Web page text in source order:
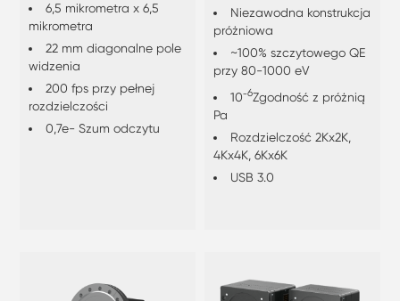
6,5 mikrometra x 6,5
mikrometra
22 mm diagonalne pole
widzenia
200 fps przy pełnej
rozdzielczości
0,7e- Szum odczytu
do bezpośredniego
wykrywania
miękkich promieni
EUV
Niezawodna konstrukcja
próżniowa
~100% szczytowego QE
przy 80-1000 eV
10⁻6Zgodność z próżnią
Pa
Rozdzielczość 2Kx2K,
4Kx4K, 6Kx6K
USB 3.0